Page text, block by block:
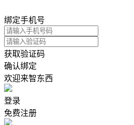
绑定手机号
获取验证码
确认绑定
欢迎来智东西
登录
免费注册